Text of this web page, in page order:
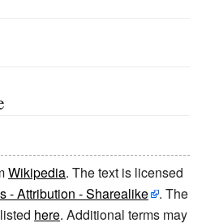
Wikipedia. The text is licensed
- Attribution - Sharealike
. The
here. Additional terms may